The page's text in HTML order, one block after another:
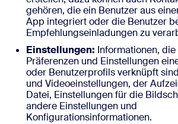
gehören, die ein Benutzer aus
App integriert oder die Benutzer
Empfehlungseinladungen zu
Einstellungen: Informationen,
Präferenzen und Einstellungen
oder Benutzerprofils verknüpft
und Videoeinstellungen, der
Datei, Einstellungen für die
andere Einstellungen und
Konfigurationsinformationen.